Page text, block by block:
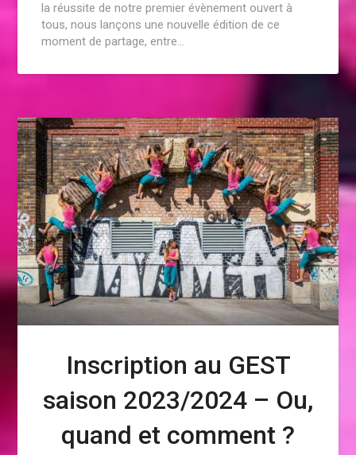
la réussite de notre premier évènement ouvert à
tous, nous lançons une nouvelle édition de ce
moment de partage, entre…
Inscription au GEST
saison 2023/2024 – Ou,
quand et comment ?